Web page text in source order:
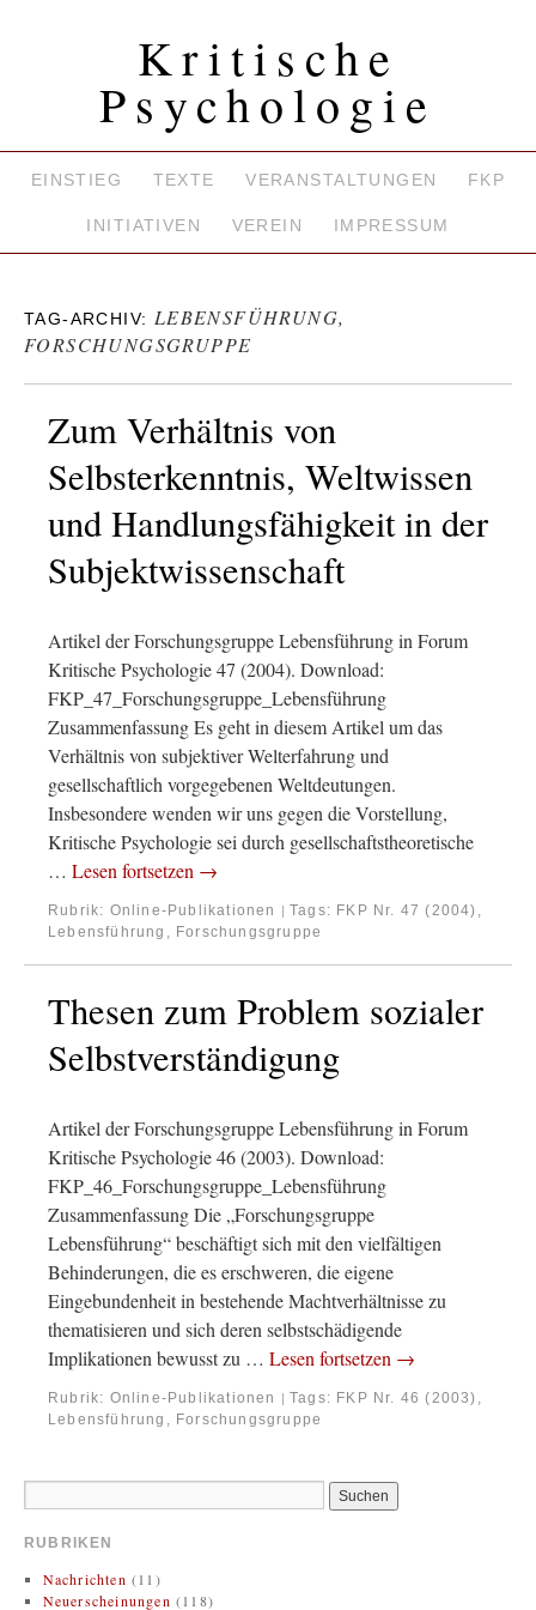
Kritische
Psychologie
EINSTIEG TEXTE VERANSTALTUNGEN FKP
INITIATIVEN VEREIN IMPRESSUM
TAG-ARCHIV: LEBENSFÜHRUNG,
FORSCHUNGSGRUPPE
Zum Verhältnis von
Selbsterkenntnis, Weltwissen
und Handlungsfähigkeit in der
Subjektwissenschaft
Artikel der Forschungsgruppe Lebensführung in Forum
Kritische Psychologie 47 (2004). Download:
FKP_47_Forschungsgruppe_Lebensführung
Zusammenfassung Es geht in diesem Artikel um das
Verhältnis von subjektiver Welterfahrung und
gesellschaftlich vorgegebenen Weltdeutungen.
Insbesondere wenden wir uns gegen die Vorstellung,
Kritische Psychologie sei durch gesellschaftstheoretische
… Lesen fortsetzen →
Rubrik: Online-Publikationen | Tags: FKP Nr. 47 (2004) ,
Lebensführung, Forschungsgruppe
Thesen zum Problem sozialer
Selbstverständigung
Artikel der Forschungsgruppe Lebensführung in Forum
Kritische Psychologie 46 (2003). Download:
FKP_46_Forschungsgruppe_Lebensführung
Zusammenfassung Die „Forschungsgruppe
Lebensführung“ beschäftigt sich mit den vielfältigen
Behinderungen, die es erschweren, die eigene
Eingebundenheit in bestehende Machtverhältnisse zu
thematisieren und sich deren selbstschädigende
Implikationen bewusst zu … Lesen fortsetzen →
Rubrik: Online-Publikationen | Tags: FKP Nr. 46 (2003) ,
Lebensführung, Forschungsgruppe
RUBRIKEN
Nachrichten (11)
Neuerscheinungen (118)